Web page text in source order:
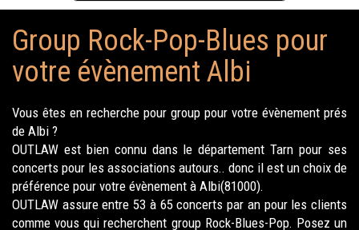
Group Rock-Pop-Blues pour
votre évènement Albi
Vous êtes en recherche pour group pour votre évènement prés
de Albi ?
OUTLAW est bien connu dans le département Tarn pour ses
concerts pour les associations autours.. donc il est un choix de
préférence pour votre évènement à Albi(81000).
OUTLAW assure entre 53 à 65 concerts par an pour les clients
comme vous qui recherchent group Rock-Blues-Pop. Posez un